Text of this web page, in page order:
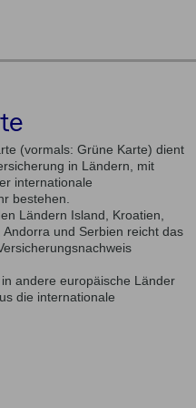
(vormals: Grüne Karte) dient
in Ländern, mit
internationale
bestehen.
Ländern Island, Kroatien,
und Serbien reicht das
andere europäische Länder
die internationale